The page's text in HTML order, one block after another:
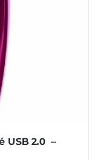
USB 2.0 –